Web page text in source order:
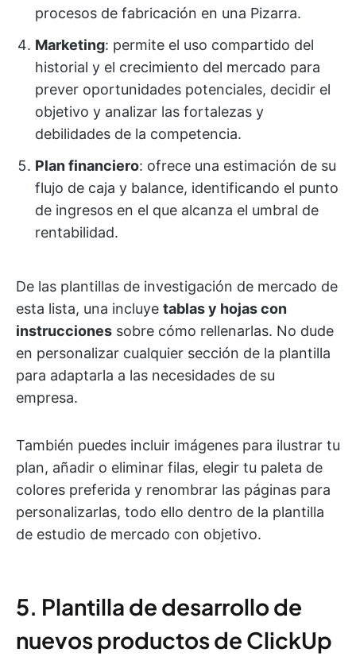
procesos de fabricación en una Pizarra.
Marketing: permite el uso compartido del
historial y el crecimiento del mercado para
prever oportunidades potenciales, decidir el
objetivo y analizar las fortalezas y
debilidades de la competencia.
Plan financiero: ofrece una estimación de su
flujo de caja y balance, identificando el punto
de ingresos en el que alcanza el umbral de
rentabilidad.
De las plantillas de investigación de mercado de
esta lista, una incluye tablas y hojas con
instrucciones sobre cómo rellenarlas. No dude
en personalizar cualquier sección de la plantilla
para adaptarla a las necesidades de su
empresa.
También puedes incluir imágenes para ilustrar tu
plan, añadir o eliminar filas, elegir tu paleta de
colores preferida y renombrar las páginas para
personalizarlas, todo ello dentro de la plantilla
de estudio de mercado con objetivo.
5. Plantilla de desarrollo de
nuevos productos de ClickUp